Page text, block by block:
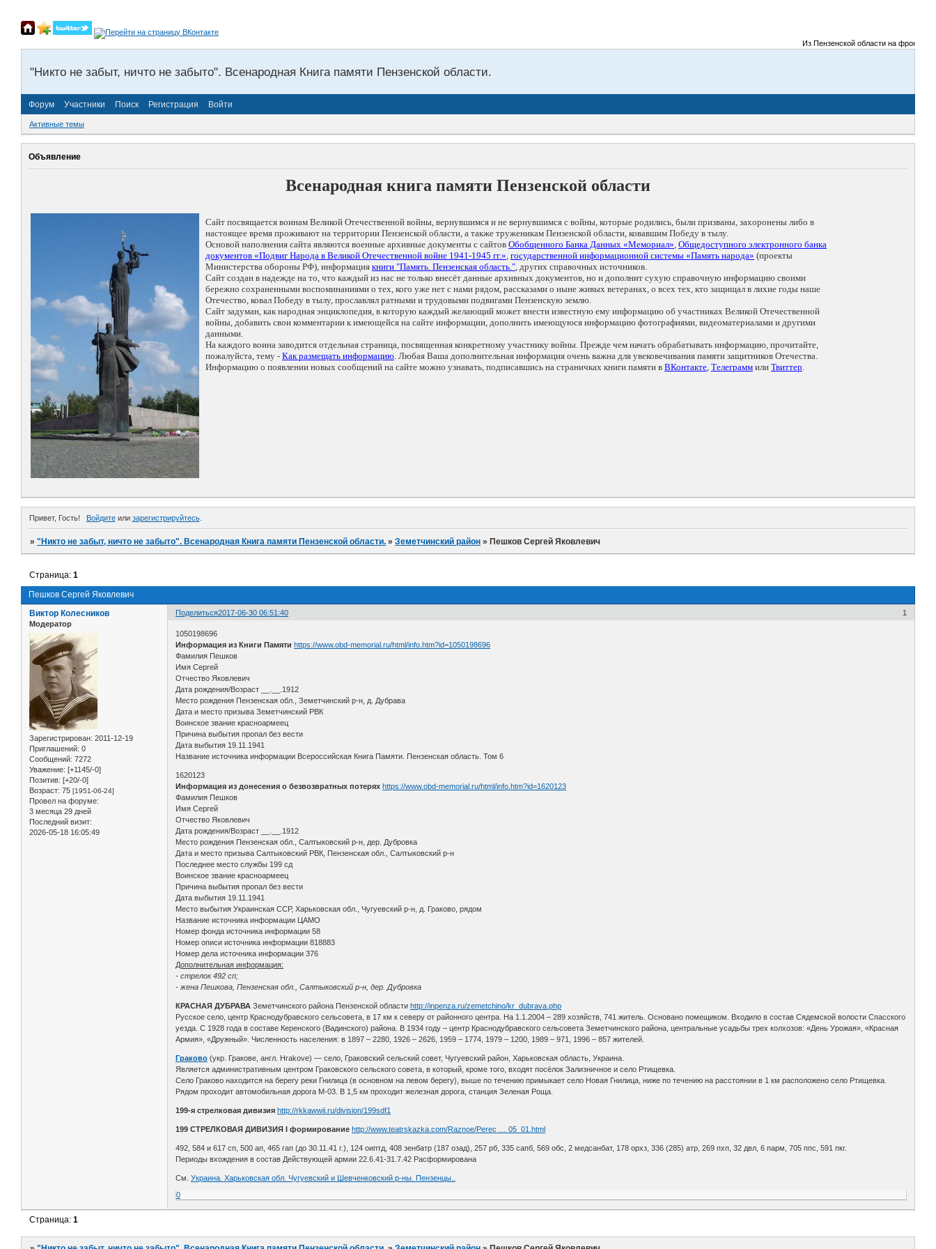
Из Пензенской области на фронты
"Никто не забыт, ничто не забыто". Всенародная Книга памяти Пензенской области.
Форум Участники Поиск Регистрация Войти
Активные темы
Объявление
Всенародная книга памяти Пензенской области
Сайт посвящается воинам Великой Отечественной войны, вернувшимся и не вернувшимся с войны, которые родились, были призваны, захоронены либо в
настоящее время проживают на территории Пензенской области, а также труженикам Пензенской области, ковавшим Победу в тылу.
Основой наполнения сайта являются военные архивные документы с сайтов Обобщенного Банка Данных «Мемориал», Общедоступного электронного банка
документов «Подвиг Народа в Великой Отечественной войне 1941-1945 гг.», государственной информационной системы «Память народа» (проекты
Министерства обороны РФ), информация книги "Память. Пензенская область.", других справочных источников.
Сайт создан в надежде на то, что каждый из нас не только внесёт данные архивных документов, но и дополнит сухую справочную информацию своими
бережно сохраненными воспоминаниями о тех, кого уже нет с нами рядом, рассказами о ныне живых ветеранах, о всех тех, кто защищал в лихие годы наше
Отечество, ковал Победу в тылу, прославлял ратными и трудовыми подвигами Пензенскую землю.
Сайт задуман, как народная энциклопедия, в которую каждый желающий может внести известную ему информацию об участниках Великой Отечественной
войны, добавить свои комментарии к имеющейся на сайте информации, дополнить имеющуюся информацию фотографиями, видеоматериалами и другими
данными.
На каждого воина заводится отдельная страница, посвященная конкретному участнику войны. Прежде чем начать обрабатывать информацию, прочитайте,
пожалуйста, тему - Как размещать информацию. Любая Ваша дополнительная информация очень важна для увековечивания памяти защитников Отечества.
Информацию о появлении новых сообщений на сайте можно узнавать, подписавшись на страничках книги памяти в ВКонтакте, Телеграмм или Твиттер.
Привет, Гость! Войдитеили зарегистрируйтесь.
»"Никто не забыт, ничто не забыто". Всенародная Книга памяти Пензенской области. »Земетчинский район » Пешков Сергей Яковлевич
Пешков Сергей Яковлевич
Страница:1
Поделиться 1
2017-06-30 06:51:40
Виктор Колесников
Модератор
Зарегистрирован: 2011-12-19
Приглашений: 0
Сообщений: 7272
Уважение: [+1145/-0]
Позитив: [+20/-0]
Возраст: 75 [1951-06-24]
Провел на форуме:
3 месяца 29 дней
Последний визит:
2026-05-18 16:05:49
1050198696
Информация из Книги Памяти https://www.obd-memorial.ru/html/info.htm?id=1050198696
Фамилия Пешков
Имя Сергей
Отчество Яковлевич
Дата рождения/Возраст __.__.1912
Место рождения Пензенская обл., Земетчинский р-н, д. Дубрава
Дата и место призыва Земетчинский РВК
Воинское звание красноармеец
Причина выбытия пропал без вести
Дата выбытия 19.11.1941
Название источника информации Всероссийская Книга Памяти. Пензенская область. Том 6
1620123
Информация из донесения о безвозвратных потерях https://www.obd-memorial.ru/html/info.htm?id=1620123
Фамилия Пешков
Имя Сергей
Отчество Яковлевич
Дата рождения/Возраст __.__.1912
Место рождения Пензенская обл., Салтыковский р-н, дер. Дубровка
Дата и место призыва Салтыковский РВК, Пензенская обл., Салтыковский р-н
Последнее место службы 199 сд
Воинское звание красноармеец
Причина выбытия пропал без вести
Дата выбытия 19.11.1941
Место выбытия Украинская ССР, Харьковская обл., Чугуевский р-н, д. Граково, рядом
Название источника информации ЦАМО
Номер фонда источника информации 58
Номер описи источника информации 818883
Номер дела источника информации 376
Дополнительная информация:
- стрелок 492 сп;
- жена Пешкова, Пензенская обл., Салтыковский р-н, дер. Дубровка
КРАСНАЯ ДУБРАВА Земетчинского района Пензенской областиhttp://inpenza.ru/zemetchino/kr_dubrava.php
Русское село, центр Краснодубравского сельсовета, в 17 км к северу от районного центра. На 1.1.2004 – 289 хозяйств, 741 житель. Основано помещиком. Входило в состав Сядемской волости Спасского
уезда. С 1928 года в составе Керенского (Вадинского) района. В 1934 году – центр Краснодубравского сельсовета Земетчинского района, центральные усадьбы трех колхозов: «День Урожая», «Красная
Армия», «Дружный». Численность населения: в 1897 – 2280, 1926 – 2626, 1959 – 1774, 1979 – 1200, 1989 – 971, 1996 – 857 жителей.
Граково (укр. Гракове, англ. Hrakove) — село, Граковский сельский совет, Чугуевский район, Харьковская область, Украина.
Является административным центром Граковского сельского совета, в который, кроме того, входят посёлок Зализничное и село Ртищевка.
Село Граково находится на берегу реки Гнилица (в основном на левом берегу), выше по течению примыкает село Новая Гнилица, ниже по течению на расстоянии в 1 км расположено село Ртищевка.
Рядом проходит автомобильная дорога М-03. В 1,5 км проходит железная дорога, станция Зеленая Роща.
199-я стрелковая дивизия http://rkkawwii.ru/division/199sdf1
199 СТРЕЛКОВАЯ ДИВИЗИЯ I формирование http://www.teatrskazka.com/Raznoe/Perec … 05_01.html
492, 584 и 617 сп, 500 ап, 465 гап (до 30.11.41 г.), 124 оиптд, 408 зенбатр (187 озад), 257 рб, 335 сапб, 569 обс, 2 медсанбат, 178 орхз, 336 (285) атр, 269 пхп, 32 двл, 6 парм, 705 ппс, 591 пкг.
Периоды вхождения в состав Действующей армии 22.6.41-31.7.42 Расформирована
См.Украина. Харьковская обл. Чугуевский и Шевченковский р-ны. Пензенцы..
0
Страница:1